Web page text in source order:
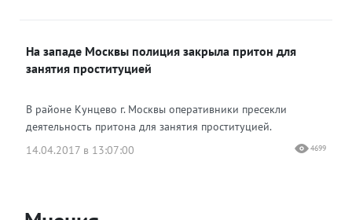
На западе Москвы полиция закрыла притон для
занятия проституцией
В районе Кунцево г. Москвы оперативники пресекли
деятельность притона для занятия проституцией.
14.04.2017 в 13:07:00
4699